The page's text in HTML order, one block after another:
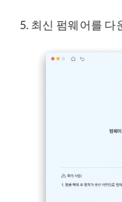
최신 펌웨어를 다